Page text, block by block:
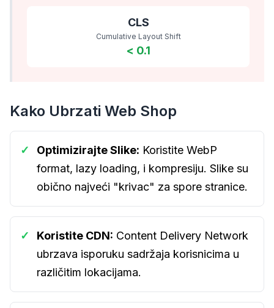
CLS
Cumulative Layout Shift
< 0.1
Kako Ubrzati Web Shop
✓ Optimizirajte Slike: Koristite WebP
format, lazy loading, i kompresiju. Slike su
obično najveći "krivac" za spore stranice.
✓ Koristite CDN: Content Delivery Network
ubrzava isporuku sadržaja korisnicima u
različitim lokacijama.